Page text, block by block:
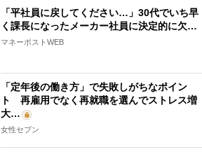
「平社員に戻してください…」30代でいち早
く課長になったメーカー社員に決定的に欠…
マネーポストWEB
「定年後の働き方」で失敗しがちなポイン
ト 再雇用でなく再就職を選んでストレス増
大…
女性セブン